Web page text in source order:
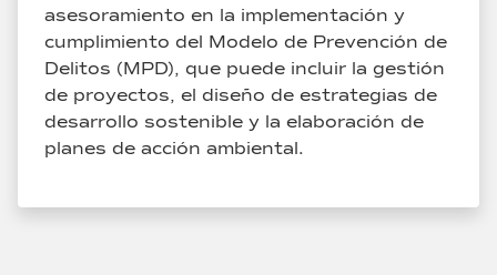
asesoramiento en la implementación y
cumplimiento del Modelo de Prevención de
Delitos (MPD), que puede incluir la gestión
de proyectos, el diseño de estrategias de
desarrollo sostenible y la elaboración de
planes de acción ambiental.